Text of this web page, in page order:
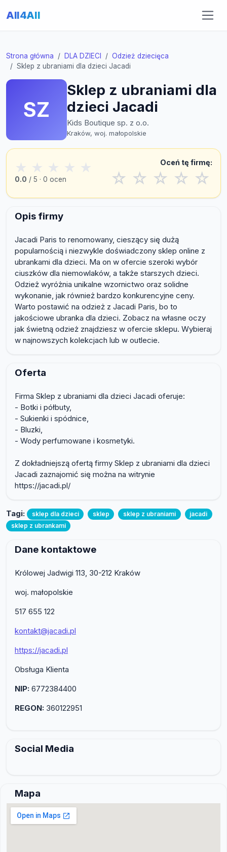
All4All
Strona główna DLA DZIECI
Odzież dziecięca
Sklep z ubraniami dla dzieci Jacadi
SZ
Sklep z ubraniami dla
dzieci Jacadi
Kids Boutique sp. z o.o.
Kraków, woj. małopolskie
★ ★ ★ ★ ★
0.0 / 5 · 0 ocen
Oceń tę firmę:
☆ ☆ ☆ ☆ ☆
Opis firmy
Jacadi Paris to renomowany, cieszący się dużą
popularnością i niezwykle doświadczony sklep online z
ubrankami dla dzieci. Ma on w ofercie szeroki wybór
ciuszków dla niemowlaków, a także starszych dzieci.
Odzież wyróżnia unikalne wzornictwo oraz solidne
wykonanie, jak również bardzo konkurencyjne ceny.
Warto postawić na odzież z Jacadi Paris, bo to
jakościowe ubranka dla dzieci. Zobacz na własne oczy
jak świetną odzież znajdziesz w ofercie sklepu. Wybieraj
w najnowszych kolekcjach lub w outlecie.
Oferta
Firma Sklep z ubraniami dla dzieci Jacadi oferuje:
- Botki i półbuty,
- Sukienki i spódnice,
- Bluzki,
- Wody perfumowane i kosmetyki.
Z dokładniejszą ofertą firmy Sklep z ubraniami dla dzieci
Jacadi zaznajomić się można na witrynie
https://jacadi.pl/
Tagi: sklep dla dzieci sklep sklep z ubraniami
jacadi
sklep z ubrankami
Dane kontaktowe
Królowej Jadwigi 113, 30-212 Kraków
woj. małopolskie
517 655 122
kontakt@jacadi.pl
https://jacadi.pl
Obsługa Klienta
NIP: 6772384400
REGON: 360122951
Social Media
Mapa